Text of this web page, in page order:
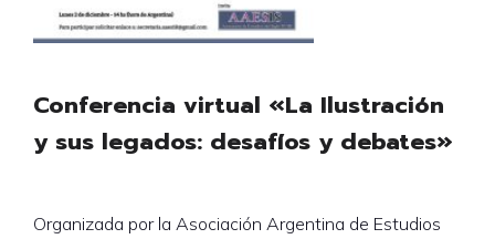
Conferencia virtual «La Ilustración
y sus legados: desafíos y debates»
Organizada por la Asociación Argentina de Estudios